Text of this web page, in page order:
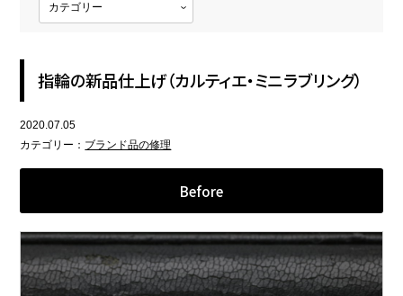
指輪の新品仕上げ（カルティエ・ミニラブリング）
2020.07.05
カテゴリー： ブランド品の修理
Before